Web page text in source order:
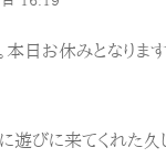
本日お休みとなります
遊びに来てくれた久